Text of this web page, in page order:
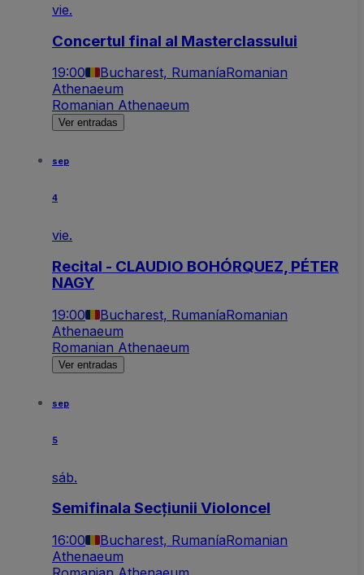
vie.
Concertul final al Masterclassului
19:00 Bucharest, RumaníaRomanian
Athenaeum
Romanian Athenaeum
Ver entradas
sep
4
vie.
Recital - CLAUDIO BOHÓRQUEZ, PÉTER
NAGY
19:00 Bucharest, RumaníaRomanian
Athenaeum
Romanian Athenaeum
Ver entradas
sep
5
sáb.
Semifinala Secțiunii Violoncel
16:00 Bucharest, RumaníaRomanian
Athenaeum